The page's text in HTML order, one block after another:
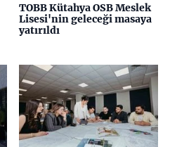
TOBB Kütahya OSB Meslek
Lisesi'nin geleceği masaya
yatırıldı